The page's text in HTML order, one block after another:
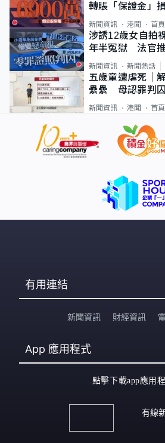
轉賬「保證金」
新聞資訊 港聞 首
涉誘12歲女自拍
年半冤獄 法官
新聞資訊 新聞熱話
五歲童遭虐死｜
纍纍 母認罪判
類案最惡劣
新聞資訊 港聞 首
有用連結
新聞資訊 財經資訊
App 應用程式
點擊下載app應用
有線